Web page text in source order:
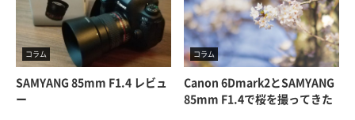
コラム
SAMYANG 85mm F1.4 レビュ
ー
コラム
Canon 6Dmark2とSAMYANG
85mm F1.4で桜を撮ってきた